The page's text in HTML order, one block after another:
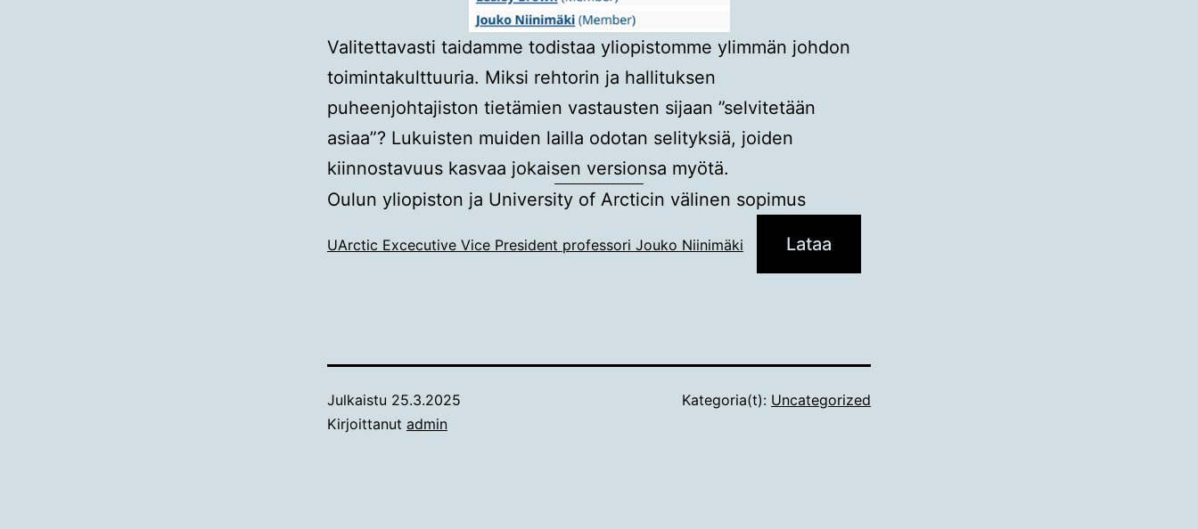
Valitettavasti taidamme todistaa yliopistomme ylimmän johdon
toimintakulttuuria. Miksi rehtorin ja hallituksen
puheenjohtajiston tietämien vastausten sijaan ”selvitetään
asiaa”? Lukuisten muiden lailla odotan selityksiä, joiden
kiinnostavuus kasvaa jokaisen versionsa myötä.
Oulun yliopiston ja University of Arcticin välinen sopimus
UArctic Excecutive Vice President professori Jouko Niinimäki Lataa
Julkaistu 25.3.2025
Kirjoittanut admin
Kategoria(t): Uncategorized